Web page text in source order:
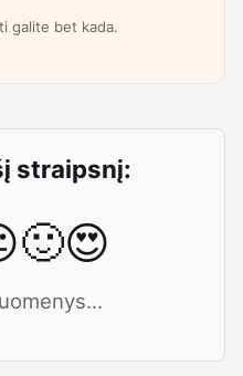
galite bet kada.
straipsnį:
🙂😍